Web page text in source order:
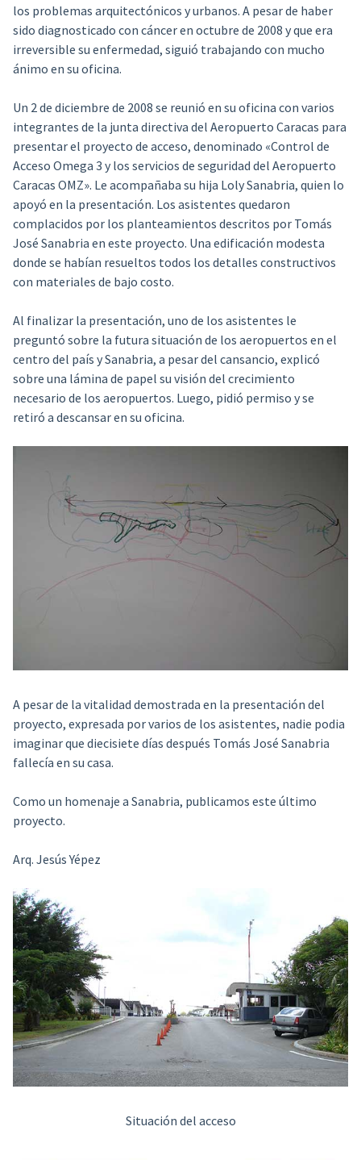
los problemas arquitectónicos y urbanos. A pesar de haber
sido diagnosticado con cáncer en octubre de 2008 y que era
irreversible su enfermedad, siguió trabajando con mucho
ánimo en su oficina.
Un 2 de diciembre de 2008 se reunió en su oficina con varios
integrantes de la junta directiva del Aeropuerto Caracas para
presentar el proyecto de acceso, denominado «Control de
Acceso Omega 3 y los servicios de seguridad del Aeropuerto
Caracas OMZ». Le acompañaba su hija Loly Sanabria, quien lo
apoyó en la presentación. Los asistentes quedaron
complacidos por los planteamientos descritos por Tomás
José Sanabria en este proyecto. Una edificación modesta
donde se habían resueltos todos los detalles constructivos
con materiales de bajo costo.
Al finalizar la presentación, uno de los asistentes le
preguntó sobre la futura situación de los aeropuertos en el
centro del país y Sanabria, a pesar del cansancio, explicó
sobre una lámina de papel su visión del crecimiento
necesario de los aeropuertos. Luego, pidió permiso y se
retiró a descansar en su oficina.
A pesar de la vitalidad demostrada en la presentación del
proyecto, expresada por varios de los asistentes, nadie podia
imaginar que diecisiete días después Tomás José Sanabria
fallecía en su casa.
Como un homenaje a Sanabria, publicamos este último
proyecto.
Arq. Jesús Yépez
Situación del acceso